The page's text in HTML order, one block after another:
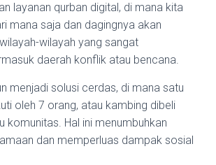
layanan qurban digital, di mana kita
mana saja dan dagingnya akan
wilayah yang sangat
daerah konflik atau bencana.
menjadi solusi cerdas, di mana satu
oleh 7 orang, atau kambing dibeli
komunitas. Hal ini menumbuhkan
dan memperluas dampak sosial